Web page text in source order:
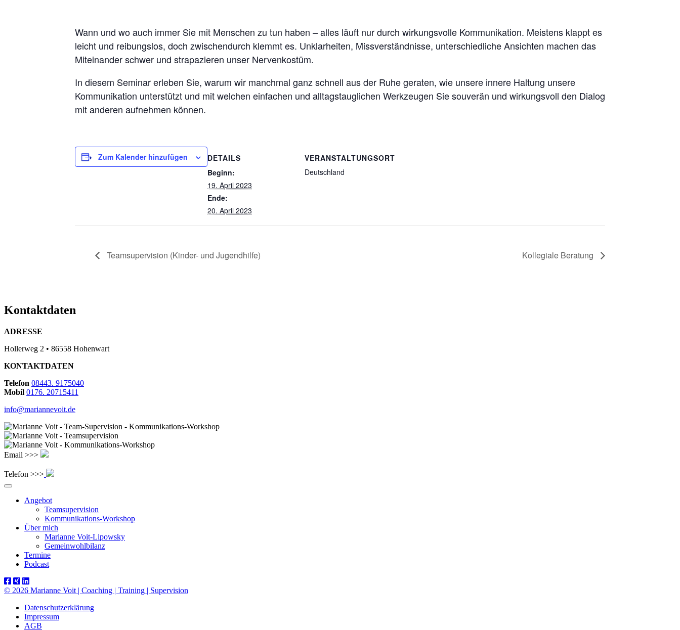
Wann und wo auch immer Sie mit Menschen zu tun haben – alles läuft nur durch wirkungsvolle Kommunikation. Meistens klappt es
leicht und reibungslos, doch zwischendurch klemmt es. Unklarheiten, Missverständnisse, unterschiedliche Ansichten machen das
Miteinander schwer und strapazieren unser Nervenkostüm.
In diesem Seminar erleben Sie, warum wir manchmal ganz schnell aus der Ruhe geraten, wie unsere innere Haltung unsere
Kommunikation unterstützt und mit welchen einfachen und alltagstauglichen Werkzeugen Sie souverän und wirkungsvoll den Dialog
mit anderen aufnehmen können.
Zum Kalender hinzufügen
DETAILS
Beginn:
19. April 2023
Ende:
20. April 2023
VERANSTALTUNGSORT
Deutschland
Teamsupervision (Kinder- und Jugendhilfe) Kollegiale Beratung
Kontaktdaten
ADRESSE
Hollerweg 2 • 86558 Hohenwart
KONTAKTDATEN
Telefon 08443. 9175040
Mobil 0176. 20715411
info@mariannevoit.de
Email >>>
Telefon >>>
Angebot
Teamsupervision
Kommunikations-Workshop
Über mich
Marianne Voit-Lipowsky
Gemeinwohlbilanz
Termine
Podcast
© 2026 Marianne Voit | Coaching | Training | Supervision
Datenschutzerklärung
Impressum
AGB